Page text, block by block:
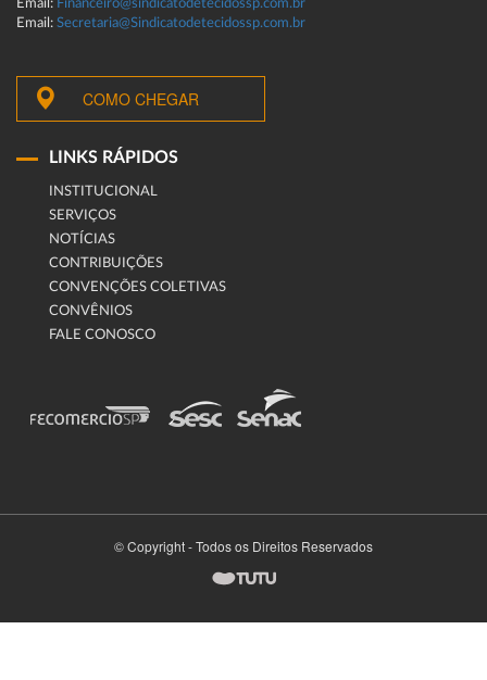
Email: Financeiro@sindicatodetecidossp.com.br
Email: Secretaria@Sindicatodetecidossp.com.br
COMO CHEGAR
LINKS RÁPIDOS
INSTITUCIONAL
SERVIÇOS
NOTÍCIAS
CONTRIBUIÇÕES
CONVENÇÕES COLETIVAS
CONVÊNIOS
FALE CONOSCO
© Copyright - Todos os Direitos Reservados